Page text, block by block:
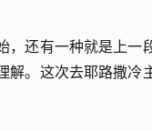
还有一种就是上一
。这次去耶路撒冷